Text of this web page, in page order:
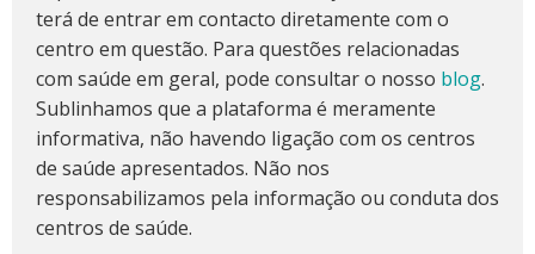
terá de entrar em contacto diretamente com o
centro em questão. Para questões relacionadas
com saúde em geral, pode consultar o nosso blog.
Sublinhamos que a plataforma é meramente
informativa, não havendo ligação com os centros
de saúde apresentados. Não nos
responsabilizamos pela informação ou conduta dos
centros de saúde.